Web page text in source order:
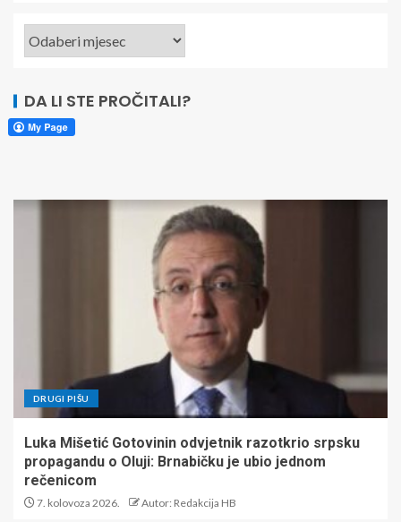
DA LI STE PROČITALI?
DRUGI PIŠU
Luka Mišetić Gotovinin odvjetnik razotkrio srpsku
propagandu o Oluji: Brnabičku je ubio jednom
rečenicom
7. kolovoza 2026. Autor: Redakcija HB